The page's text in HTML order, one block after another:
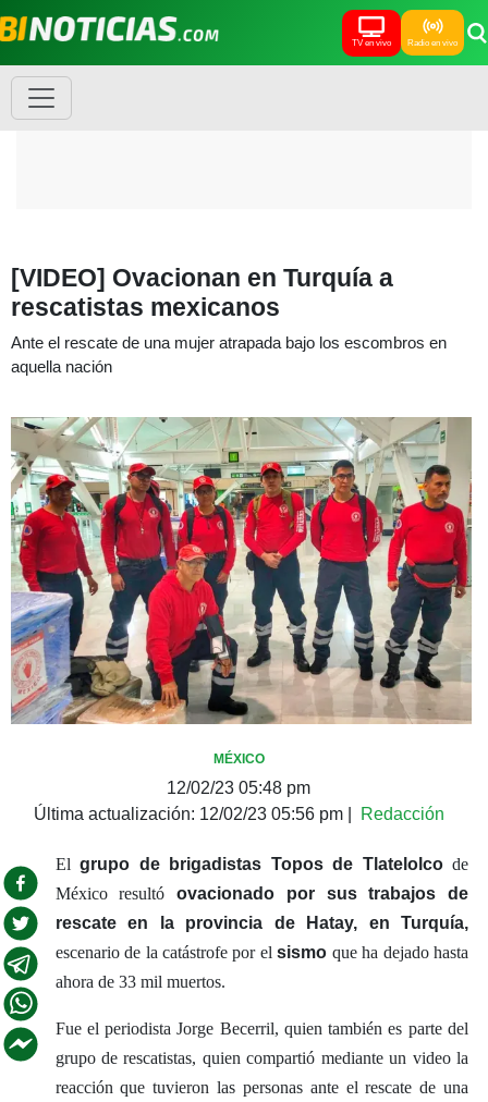
TV en vivo Radio en vivo
[VIDEO] Ovacionan en Turquía a
rescatistas mexicanos
Ante el rescate de una mujer atrapada bajo los escombros en
aquella nación
MÉXICO
12/02/23 05:48 pm
Última actualización: 12/02/23 05:56 pm| Redacción
Elgrupo de brigadistas Topos de Tlatelolcode
México resultóovacionado por sus trabajos de
rescate en la provincia de Hatay, en Turquía,
escenario de la catástrofe por elsismo que ha dejado hasta
ahora de 33 mil muertos.
Fue el periodista Jorge Becerril, quien también es parte del
grupo de rescatistas, quien compartió mediante un video la
reacción que tuvieron las personas ante el rescate de una